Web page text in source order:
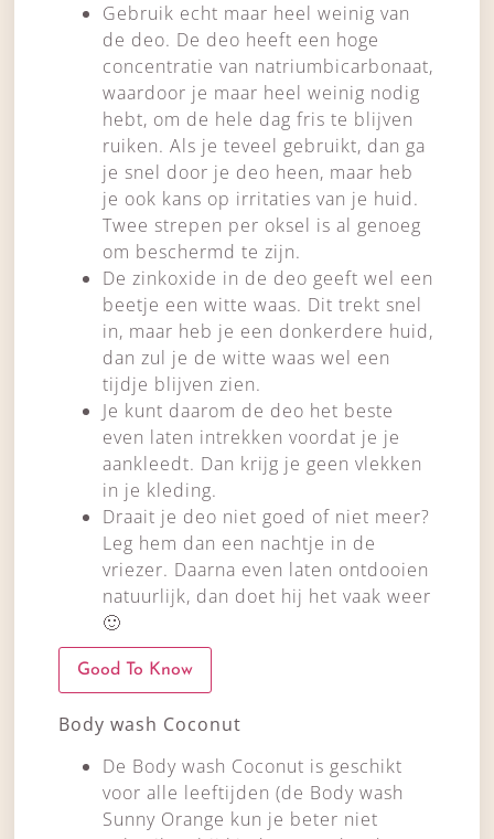
Gebruik echt maar heel weinig van
de deo. De deo heeft een hoge
concentratie van natriumbicarbonaat,
waardoor je maar heel weinig nodig
hebt, om de hele dag fris te blijven
ruiken. Als je teveel gebruikt, dan ga
je snel door je deo heen, maar heb
je ook kans op irritaties van je huid.
Twee strepen per oksel is al genoeg
om beschermd te zijn.
De zinkoxide in de deo geeft wel een
beetje een witte waas. Dit trekt snel
in, maar heb je een donkerdere huid,
dan zul je de witte waas wel een
tijdje blijven zien.
Je kunt daarom de deo het beste
even laten intrekken voordat je je
aankleedt. Dan krijg je geen vlekken
in je kleding.
Draait je deo niet goed of niet meer?
Leg hem dan een nachtje in de
vriezer. Daarna even laten ontdooien
natuurlijk, dan doet hij het vaak weer
🙂
Good To Know
Body wash Coconut
De Body wash Coconut is geschikt
voor alle leeftijden (de Body wash
Sunny Orange kun je beter niet